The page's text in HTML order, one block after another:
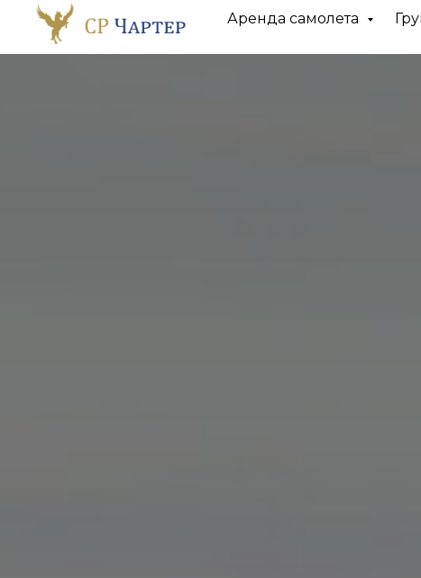
Аренда самолета